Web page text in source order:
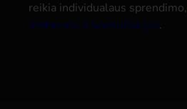
reikia individualaus sprendimo,
matavimo ir konsultacijos.